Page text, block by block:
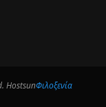
HostsunΦιλοξενία